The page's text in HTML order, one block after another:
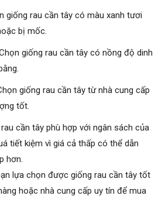
giống rau cần tây có màu xanh tươi
bị mốc.
giống rau cần tây có nồng độ dinh
giống rau cần tây từ nhà cung cấp
tốt.
cần tây phù hợp với ngân sách của
tiết kiệm vì giá cả thấp có thể dẫn
hơn.
lựa chọn được giống rau cần tây tốt
hoặc nhà cung cấp uy tín để mua